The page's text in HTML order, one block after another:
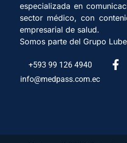
especializada en
sector médico, con
empresarial de salud.
Somos parte del Grupo
+593 99 126 4940
info@medpass.com.ec